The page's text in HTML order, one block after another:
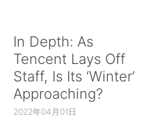
In Depth: As
Tencent Lays Off
Staff, Is Its ‘Winter’
Approaching?
2022年04月01日